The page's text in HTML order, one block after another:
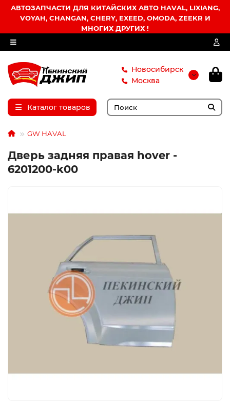
АВТОЗАПЧАСТИ ДЛЯ КИТАЙСКИХ АВТО HAVAL, LIXIANG,
VOYAH, CHANGAN, CHERY, EXEED, OMODA, ZEEKR И
МНОГИХ ДРУГИХ !
Новосибирск
Москва
Каталог товаров
GW HAVAL
Дверь задняя правая hover -
6201200-k00